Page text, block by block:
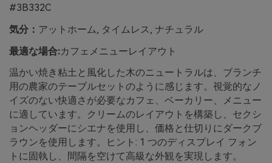
#3B332C
気分： アットホーム, タイムレス, ナチュラル
最適な場合:カフェメニューレイアウト
温かい焼き粘土と風化した木のニュートラルは、ブランチ
用の農家のテーブルセットのように感じます。視覚的なノ
イズのない快適さが必要なカフェ、ベーカリー、メニュー
に適しています。クリームのレイアウトを構築し、セクシ
ョンヘッダーにシエナを使用し、価格と仕切りにダークブ
ラウンを使用します。ヒント: 1 つのディスプレイ フォン
トに固執し、間隔を空けて高級な外観を実現します。